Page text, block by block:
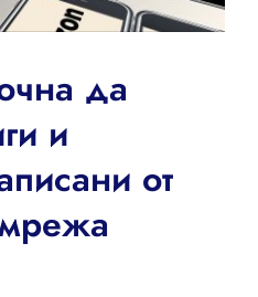
да
и
от